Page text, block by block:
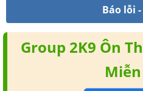
Báo lỗi
Group 2K9 Ôn